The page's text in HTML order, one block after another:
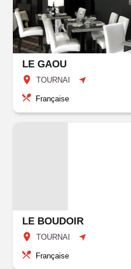
LE GAOU
TOURNAI
Française
LE BOUDOIR
TOURNAI
Française